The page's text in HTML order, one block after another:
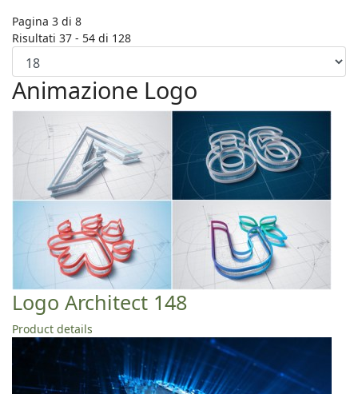
Pagina 3 di 8
Risultati 37 - 54 di 128
Animazione Logo
Logo Architect 148
Product details